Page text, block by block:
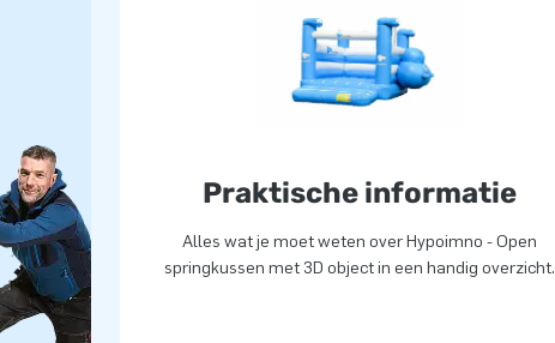
Praktische informatie
Alles wat je moet weten over Hypoimno - Open
springkussen met 3D object in een handig overzicht.